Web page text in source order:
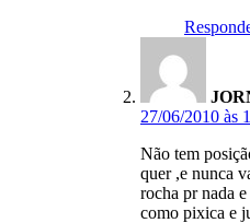
27/06/2010 às
Não tem
quer ,e nunca
rocha pr nada
como pixica e